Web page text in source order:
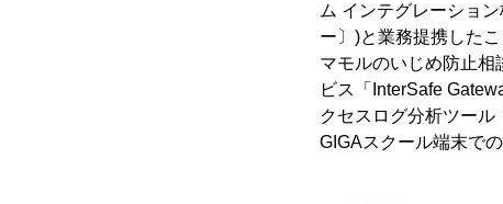
ム インテグレーショ
ー〕)と業務提携した
マモルのいじめ防止
ビス「InterSafe
クセスログ分析ツール
GIGAスクール端末で